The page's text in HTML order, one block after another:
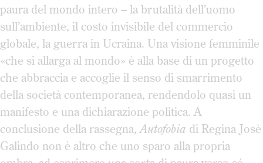
paura del mondo intero – la brutalità dell’uomo
sull’ambiente, il costo invisibile del commercio
globale, la guerra in Ucraina. Una visione femminile
«che si allarga al mondo» è alla base di un progetto
che abbraccia e accoglie il senso di smarrimento
della società contemporanea, rendendolo quasi un
manifesto e una dichiarazione politica. A
conclusione della rassegna, Autofobia di Regina Josè
Galindo non è altro che uno sparo alla propria